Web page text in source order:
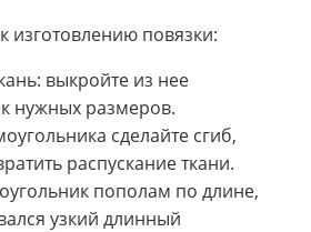
изготовлению повязки:
выкройте из нее
нужных размеров.
сделайте сгиб,
распускание ткани.
пополам по длине,
узкий длинный